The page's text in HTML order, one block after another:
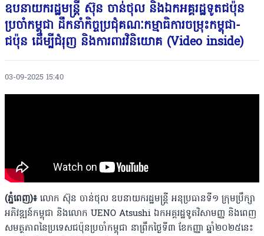
ឧបនាយករដ្ឋមន្ត្រី ស៊ុន ចាន់ថុល និងឯកអគ្គរដ្ឋទូតជប៉ុន
ប្រចាំកម្ពុជា ដឹកនាំកិច្ចប្រជុំគណៈកម្មាធិការចម្រុះកម្ពុជា-
ជប៉ុន ដើម្បីជំរុញ និងការពារវិនិយោគ (Video inside)
03-09-2025 15:40
(ភ្នំពេញ)៖ លោក ស៊ុន ចាន់ថុល ឧបនាយករដ្ឋមន្រ្តី អនុប្រធានទី១ ក្រុមប្រឹក្សា
អភិវឌ្ឍន៍កម្ពុជា និងលោក UENO Atsushi ឯកអគ្គរដ្ឋទូតវិសាមញ្ញ និងពេញ
សមត្ថភាពនៃប្រទេសជប៉ុនប្រចាំកម្ពុជា នាព្រឹកថ្ងៃទី៣ ខែកញ្ញា ឆ្នាំ២០២៥នេះ